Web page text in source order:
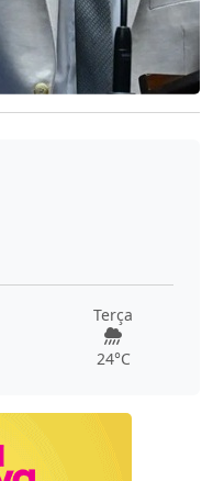
Terça
24°C